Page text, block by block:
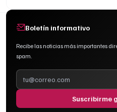
Boletín informativo
Recibe las noticias más importantes
spam.
Suscribirme